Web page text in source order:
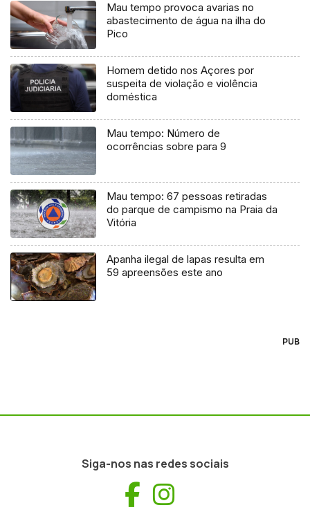
Mau tempo provoca avarias no
abastecimento de água na ilha do
Pico
Homem detido nos Açores por
suspeita de violação e violência
doméstica
Mau tempo: Número de
ocorrências sobre para 9
Mau tempo: 67 pessoas retiradas
do parque de campismo na Praia da
Vitória
Apanha ilegal de lapas resulta em
59 apreensões este ano
PUB
Siga-nos nas redes sociais
Facebook